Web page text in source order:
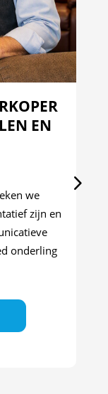
EN
we
zijn en
onderling